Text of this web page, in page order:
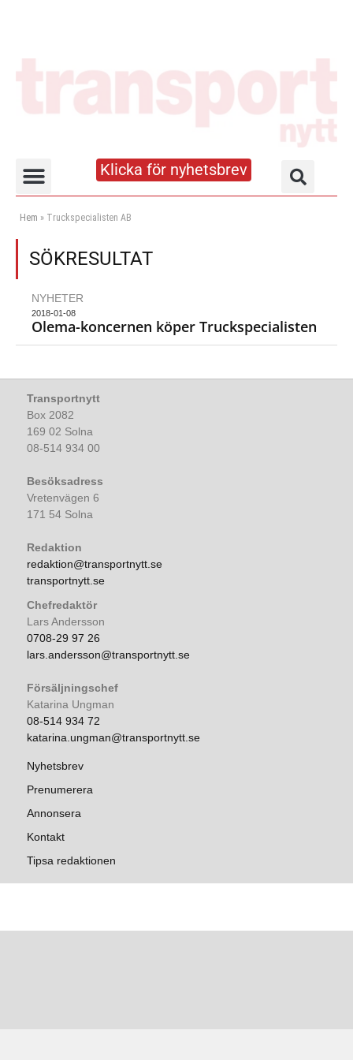
Klicka för nyhetsbrev
Hem » Truckspecialisten AB
SÖKRESULTAT
NYHETER
2018-01-08
Olema-koncernen köper Truckspecialisten
Transportnytt
Box 2082
169 02 Solna
08-514 934 00
Besöksadress
Vretenvägen 6
171 54 Solna
Redaktion
redaktion@transportnytt.se
transportnytt.se
Chefredaktör
Lars Andersson
0708-29 97 26
lars.andersson@transportnytt.se
Försäljningschef
Katarina Ungman
08-514 934 72
katarina.ungman@transportnytt.se
Nyhetsbrev
Prenumerera
Annonsera
Kontakt
Tipsa redaktionen